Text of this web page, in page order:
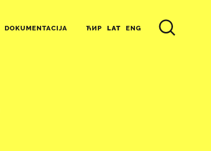
DOKUMENTACIJA ЋИР LAT ENG